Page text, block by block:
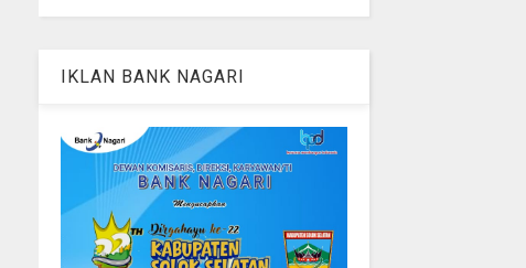
IKLAN BANK NAGARI